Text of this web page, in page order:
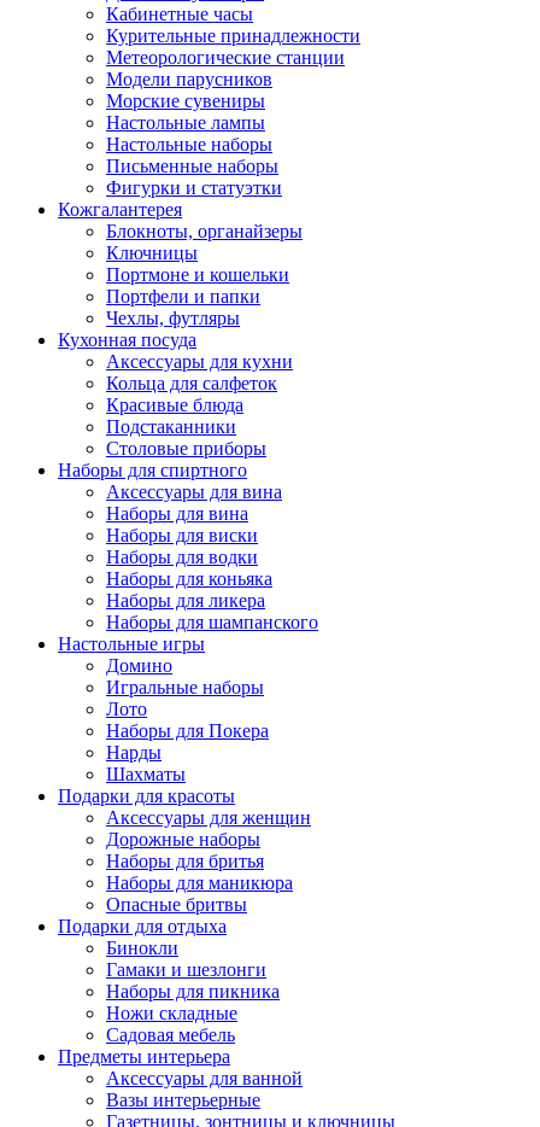
Кабинетные часы
Курительные принадлежности
Метеорологические станции
Модели парусников
Морские сувениры
Настольные лампы
Настольные наборы
Письменные наборы
Фигурки и статуэтки
Кожгалантерея
Блокноты, органайзеры
Ключницы
Портмоне и кошельки
Портфели и папки
Чехлы, футляры
Кухонная посуда
Аксессуары для кухни
Кольца для салфеток
Красивые блюда
Подстаканники
Столовые приборы
Наборы для спиртного
Аксессуары для вина
Наборы для вина
Наборы для виски
Наборы для водки
Наборы для коньяка
Наборы для ликера
Наборы для шампанского
Настольные игры
Домино
Игральные наборы
Лото
Наборы для Покера
Нарды
Шахматы
Подарки для красоты
Аксессуары для женщин
Дорожные наборы
Наборы для бритья
Наборы для маникюра
Опасные бритвы
Подарки для отдыха
Бинокли
Гамаки и шезлонги
Наборы для пикника
Ножи складные
Садовая мебель
Предметы интерьера
Аксессуары для ванной
Вазы интерьерные
Газетницы, зонтницы и ключницы